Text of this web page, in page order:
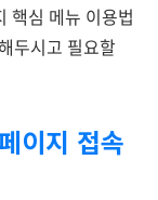
핵심 메뉴 이용법
두시고 필요할
이지 접속